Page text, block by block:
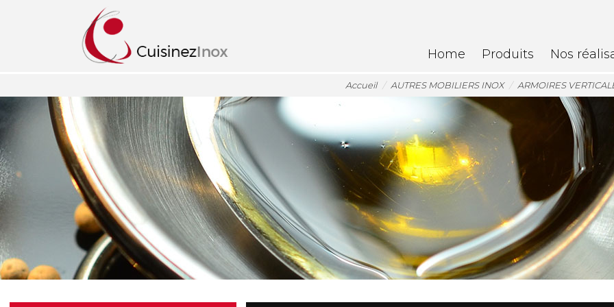
Home Produits Nos
Accueil AUTRES MOBILIERS INOX ARMOIRES